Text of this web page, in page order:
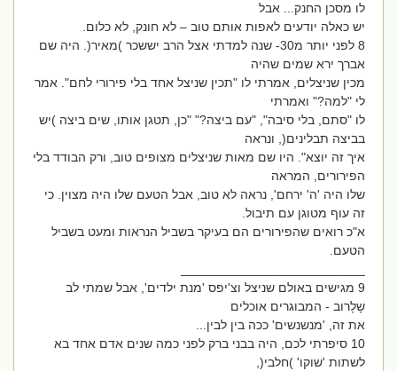
לו מסכן החנק... אבל
יש כאלה יודעים לאפות אותם טוב – לא חונק, לא כלום.
8 לפני יותר מ30- שנה למדתי אצל הרב יששכר )מאיר(. היה שם
אברך ירא שמים שהיה
מכין שניצלים, אמרתי לו "תכין שניצל אחד בלי פירורי לחם". אמר
לי "למה?" ואמרתי
לו "סתם, בלי סיבה", "עם ביצה?" "כן, תטגן אותו, שים ביצה )יש
בביצה תבלינים(, ונראה
איך זה יוצא". היו שם מאות שניצלים מצופים טוב, ורק הבודד בלי
הפירורים, המראה
שלו היה 'ה' ירחם', נראה לא טוב, אבל הטעם שלו היה מצוין. כי
זה עוף מטוגן עם תיבול.
א"כ רואים שהפירורים הם בעיקר בשביל הנראות ומעט בשביל
הטעם.
9 מגישים באולם שניצל וצ'יפס 'מנת ילדים', אבל שמתי לב
שָלָרוב - המבוגרים אוכלים
את זה, 'מנשנשים' ככה בין לבין...
10 סיפרתי לכם, היה בבני ברק לפני כמה שנים אדם אחד בא
לשתות 'שוקו' )חלבי(,